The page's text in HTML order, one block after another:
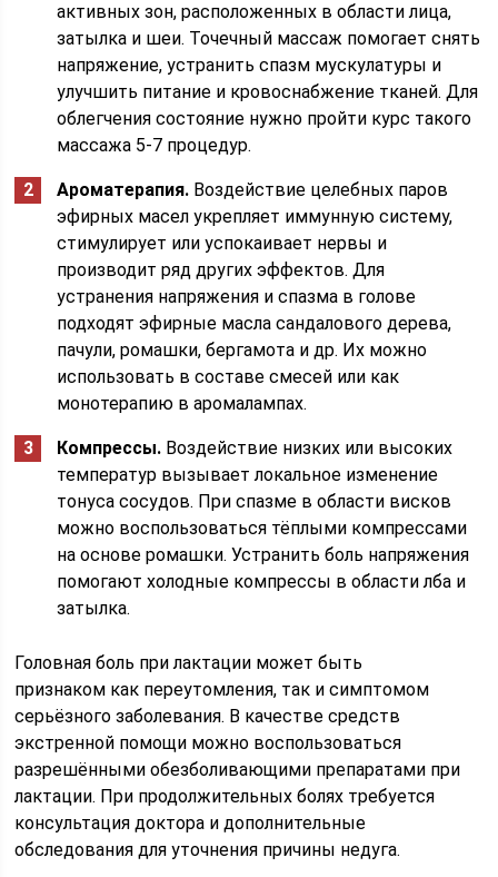
активных зон, расположенных в области лица,
затылка и шеи. Точечный массаж помогает снять
напряжение, устранить спазм мускулатуры и
улучшить питание и кровоснабжение тканей. Для
облегчения состояние нужно пройти курс такого
массажа 5-7 процедур.
Ароматерапия. Воздействие целебных паров
эфирных масел укрепляет иммунную систему,
стимулирует или успокаивает нервы и
производит ряд других эффектов. Для
устранения напряжения и спазма в голове
подходят эфирные масла сандалового дерева,
пачули, ромашки, бергамота и др. Их можно
использовать в составе смесей или как
монотерапию в аромалампах.
Компрессы. Воздействие низких или высоких
температур вызывает локальное изменение
тонуса сосудов. При спазме в области висков
можно воспользоваться тёплыми компрессами
на основе ромашки. Устранить боль напряжения
помогают холодные компрессы в области лба и
затылка.
Головная боль при лактации может быть
признаком как переутомления, так и симптомом
серьёзного заболевания. В качестве средств
экстренной помощи можно воспользоваться
разрешёнными обезболивающими препаратами при
лактации. При продолжительных болях требуется
консультация доктора и дополнительные
обследования для уточнения причины недуга.